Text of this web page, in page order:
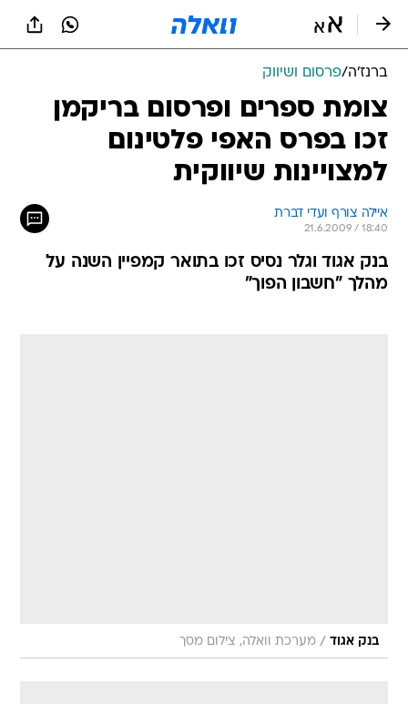
ברנז'ה/פרסום ושיווק
צומת ספרים ופרסום בריקמן
זכו בפרס האפי פלטינום
למצויינות שיווקית
איילה צורף ועדי דברת
21.6.2009 / 18:40
בנק אגוד וגלר נסיס זכו בתואר קמפיין השנה על
מהלך "חשבון הפוך"
בנק אגוד / מערכת וואלה, צילום מסך